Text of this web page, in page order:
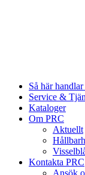
Så här handlar
Service &
Kataloger
Om PRC
Aktuellt
Kontakta PRC
Ansök